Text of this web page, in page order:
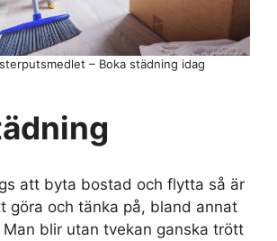
att byta bostad och flytta så är
göra och tänka på, bland annat
blir utan tvekan ganska trött
– Boka städning idag